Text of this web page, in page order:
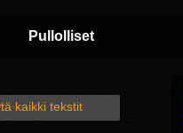
Pullolliset
kaikki tekstit